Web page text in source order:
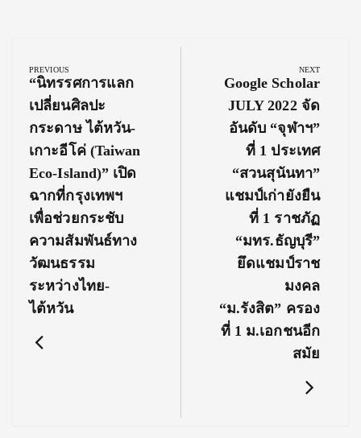
navigation
PREVIOUS
Previous
Post:
“นิทรรศการแลก
เปลี่ยนศิลปะ
กระดาษ ไต้หวัน-
เกาะอีโค่ (Taiwan
Eco-Island)” เปิด
ฉากที่กรุงเทพฯ
เพื่อช่วยกระชับ
ความสัมพันธ์ทาง
วัฒนธรรม
ระหว่างไทย-
ไต้หวัน
NEXT
Next
Post:
Google Scholar
JULY 2022 จัด
อันดับ “จุฬาฯ”
ที่ 1 ประเทศ
“สวนสุนันทา”
แชมป์เก่ายังยืน
ที่ 1 ราชภัฏ
“มทร.ธัญบุรี”
ยึดแชมป์ราช
มงคล
“ม.รังสิต” ครอง
ที่ 1 ม.เอกชนอีก
สมัย